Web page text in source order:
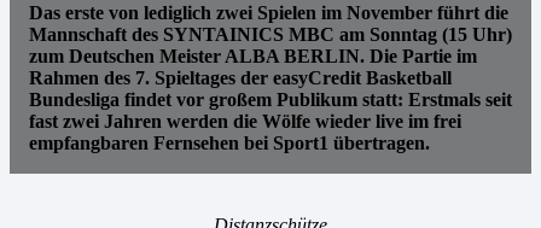
Das erste von lediglich zwei Spielen im November führt die
Mannschaft des SYNTAINICS MBC am Sonntag (15 Uhr)
zum Deutschen Meister ALBA BERLIN. Die Partie im
Rahmen des 7. Spieltages der easyCredit Basketball
Bundesliga findet vor großem Publikum statt: Erstmals seit
fast zwei Jahren werden die Wölfe wieder live im frei
empfangbaren Fernsehen bei Sport1 übertragen.